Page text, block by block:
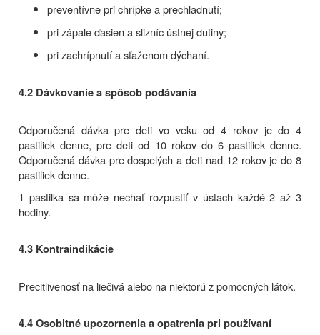
preventívne pri chrípke a prechladnutí;
pri zápale ďasien a slizníc ústnej dutiny;
pri zachrípnutí a sťaženom dýchaní.
4.2 Dávkovanie a spôsob podávania
Odporučená dávka pre deti vo veku od 4 rokov je do 4
pastiliek denne, pre deti od 10 rokov do 6 pastiliek denne.
Odporučená dávka pre dospelých a deti nad 12 rokov je do 8
pastiliek denne.
1 pastilka sa môže nechať rozpustiť v ústach každé 2 až 3
hodiny.
4.3 Kontraindikácie
Precitlivenosť na liečivá alebo na niektorú z pomocných látok.
4.4 Osobitné upozornenia a opatrenia pri používaní